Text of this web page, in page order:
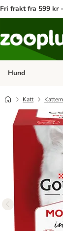
Fri frakt fra 599 kr
Hund
Katt